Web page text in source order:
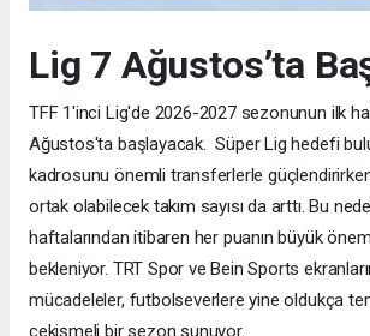
Lig 7 Ağustos’ta
TFF 1'inci Lig'de 2026-2027 sezonunun ilk
Ağustos'ta başlayacak. Süper Lig hedefi
kadrosunu önemli transferlerle
ortak olabilecek takım sayısı da arttı. Bu
haftalarından itibaren her puanın büyük
bekleniyor. TRT Spor ve Bein Sports
mücadeleler, futbolseverlere yine oldukça
çekişmeli bir sezon sunuyor.